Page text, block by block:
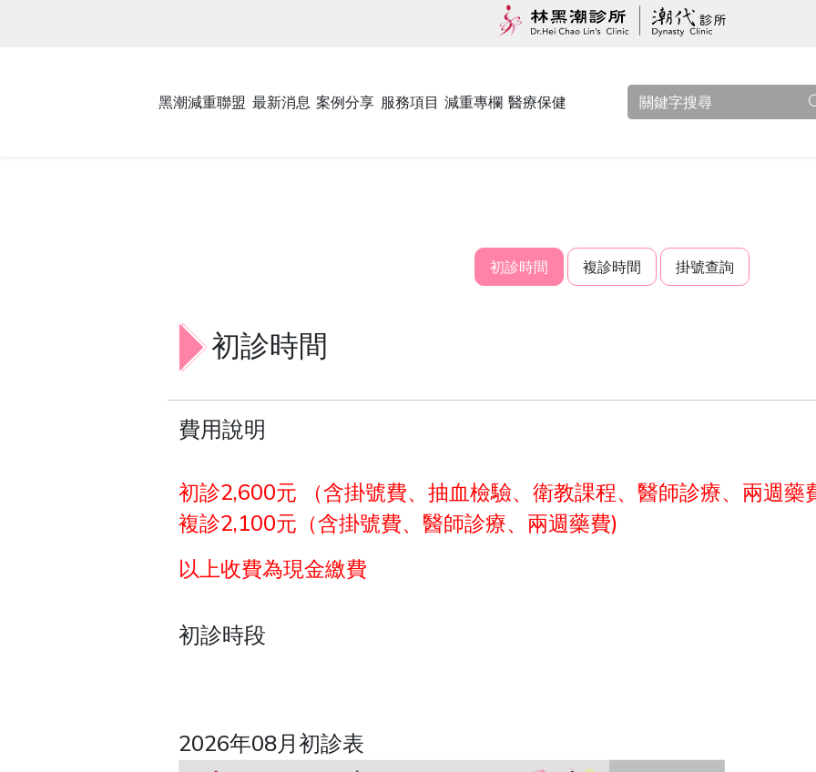
黑潮減重聯盟 最新消息 案例分享 服務項目 減重專欄 醫療保健
初診時間 複診時間 掛號查詢
初診時間
費用說明
初診2,600元 （含掛號費、抽血檢驗、衛教課程、醫師診療、兩週藥
複診2,100元（含掛號費、醫師診療、兩週藥費)
以上收費為現金繳費
初診時段
2026年08月初診表